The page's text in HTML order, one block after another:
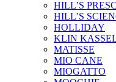
HILL’S
HILL’S
HOLLIDAY
KLIN
MATISSE
MIO CANE
MIOGATTO